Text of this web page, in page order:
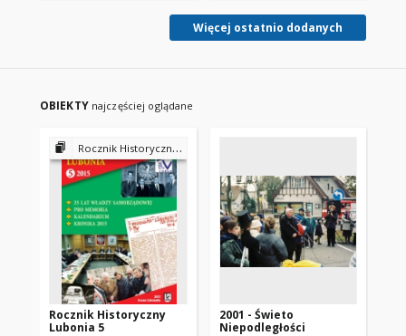
Więcej ostatnio dodanych
OBIEKTY najczęściej oglądane
Rocznik Historyczny Lubonia
Rocznik Historyczny
Lubonia 5
2001 - Świeto
Niepodległości